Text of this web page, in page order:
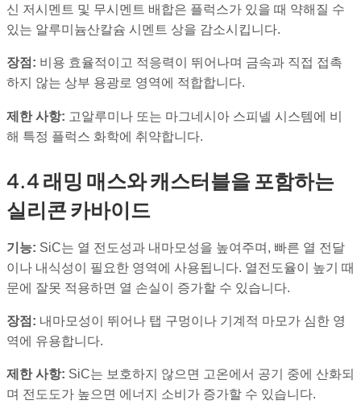
신 저시멘트 및 무시멘트 배합은 플럭스가 있을 때 약해질 수
있는 알루미늄산칼슘 시멘트 상을 감소시킵니다.
장점: 비용 효율적이고 적응력이 뛰어나며 금속과 직접 접촉
하지 않는 상부 용광로 영역에 적합합니다.
제한 사항: 고알루미나 또는 마그네시아 스피넬 시스템에 비
해 특정 플럭스 화학에 취약합니다.
4.4 래밍 매스와 캐스터블을 포함하는
실리콘 카바이드
기능: SiC는 열 전도성과 내마모성을 높여주며, 빠른 열 전달
이나 내식성이 필요한 영역에 사용됩니다. 열전도율이 높기 때
문에 잘못 적용하면 열 손실이 증가할 수 있습니다.
장점: 내마모성이 뛰어나 탭 구멍이나 기계적 마모가 심한 영
역에 유용합니다.
제한 사항: SiC는 보호하지 않으면 고온에서 공기 중에 산화되
며 전도도가 높으면 에너지 소비가 증가할 수 있습니다.